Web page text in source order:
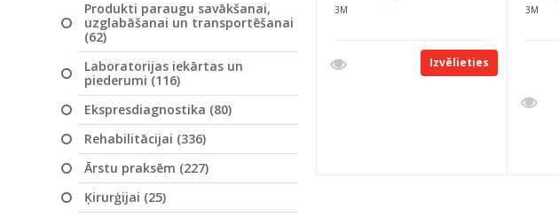
Produkti paraugu savākšanai,
uzglabāšanai un transportēšanai
(62)
Laboratorijas iekārtas un
piederumi (116)
Ekspresdiagnostika (80)
Rehabilitācijai (336)
Ārstu praksēm (227)
Ķirurģijai (25)
3M
Izvēlieties
3M